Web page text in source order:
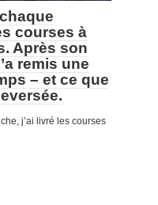
courses à
Après son
remis une
– et ce que
j’ai livré les courses